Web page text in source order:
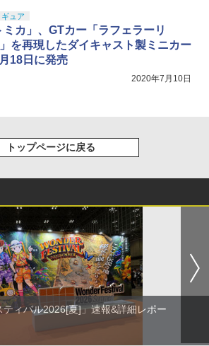
ギュア
ミカ」、GTカー「ラフェラーリ
を再現したダイキャスト製ミニカー
18日に発売
2020年7月10日
トップページに戻る
ティバル2026[夏]」速報&詳細レポー